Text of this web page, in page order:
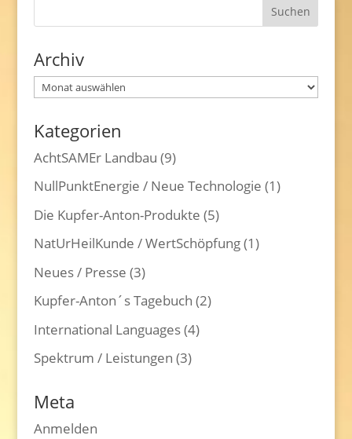
Archiv
Archiv
Kategorien
AchtSAMEr Landbau (9)
NullPunktEnergie / Neue Technologie (1)
Die Kupfer-Anton-Produkte (5)
NatUrHeilKunde / WertSchöpfung(1)
Neues / Presse (3)
Kupfer-Anton´s Tagebuch (2)
International Languages(4)
Spektrum / Leistungen (3)
Meta
Anmelden